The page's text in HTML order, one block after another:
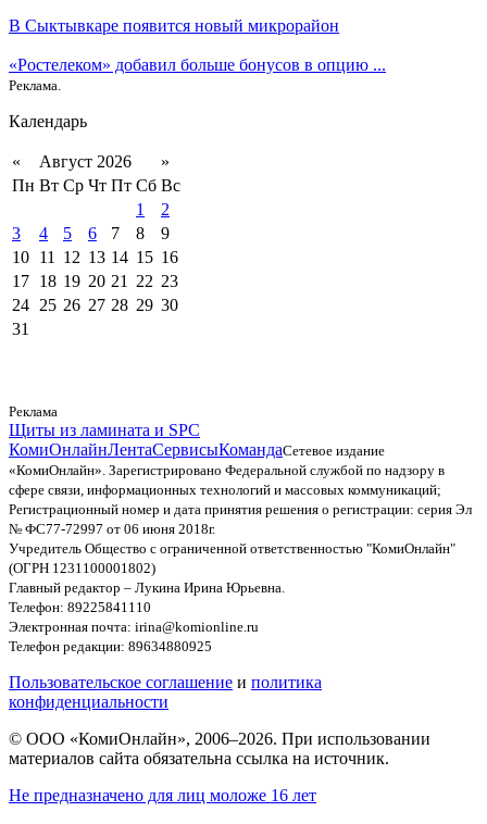
В Сыктывкаре появится новый микрорайон
«Ростелеком» добавил больше бонусов в опцию ...
Реклама.
Календарь
« Август 2026
»
Пн Вт Ср Чт Пт Сб Вс
1
2
3
4 5 6 7 8
9
10 11 12 13 14 15 16
17 18 19 20 21 22 23
24 25 26 27 28 29 30
31
Реклама
Щиты из ламината и SPC
КомиОнлайнЛентаСервисыКомандаСетевое издание
«КомиОнлайн». Зарегистрировано Федеральной службой по надзору в
сфере связи, информационных технологий и массовых коммуникаций;
Регистрационный номер и дата принятия решения о регистрации: серия Эл
№ ФС77-72997 от 06 июня 2018г.
Учредитель Общество с ограниченной ответственностью "КомиОнлайн"
(ОГРН 1231100001802)
Главный редактор – Лукина Ирина Юрьевна.
Телефон: 89225841110
Электронная почта: irina@komionline.ru
Телефон редакции: 89634880925
Пользовательское соглашение и политика
конфиденциальности
© ООО «КомиОнлайн», 2006–2026. При использовании
материалов сайта обязательна ссылка на источник.
Не предназначено для лиц моложе 16 лет